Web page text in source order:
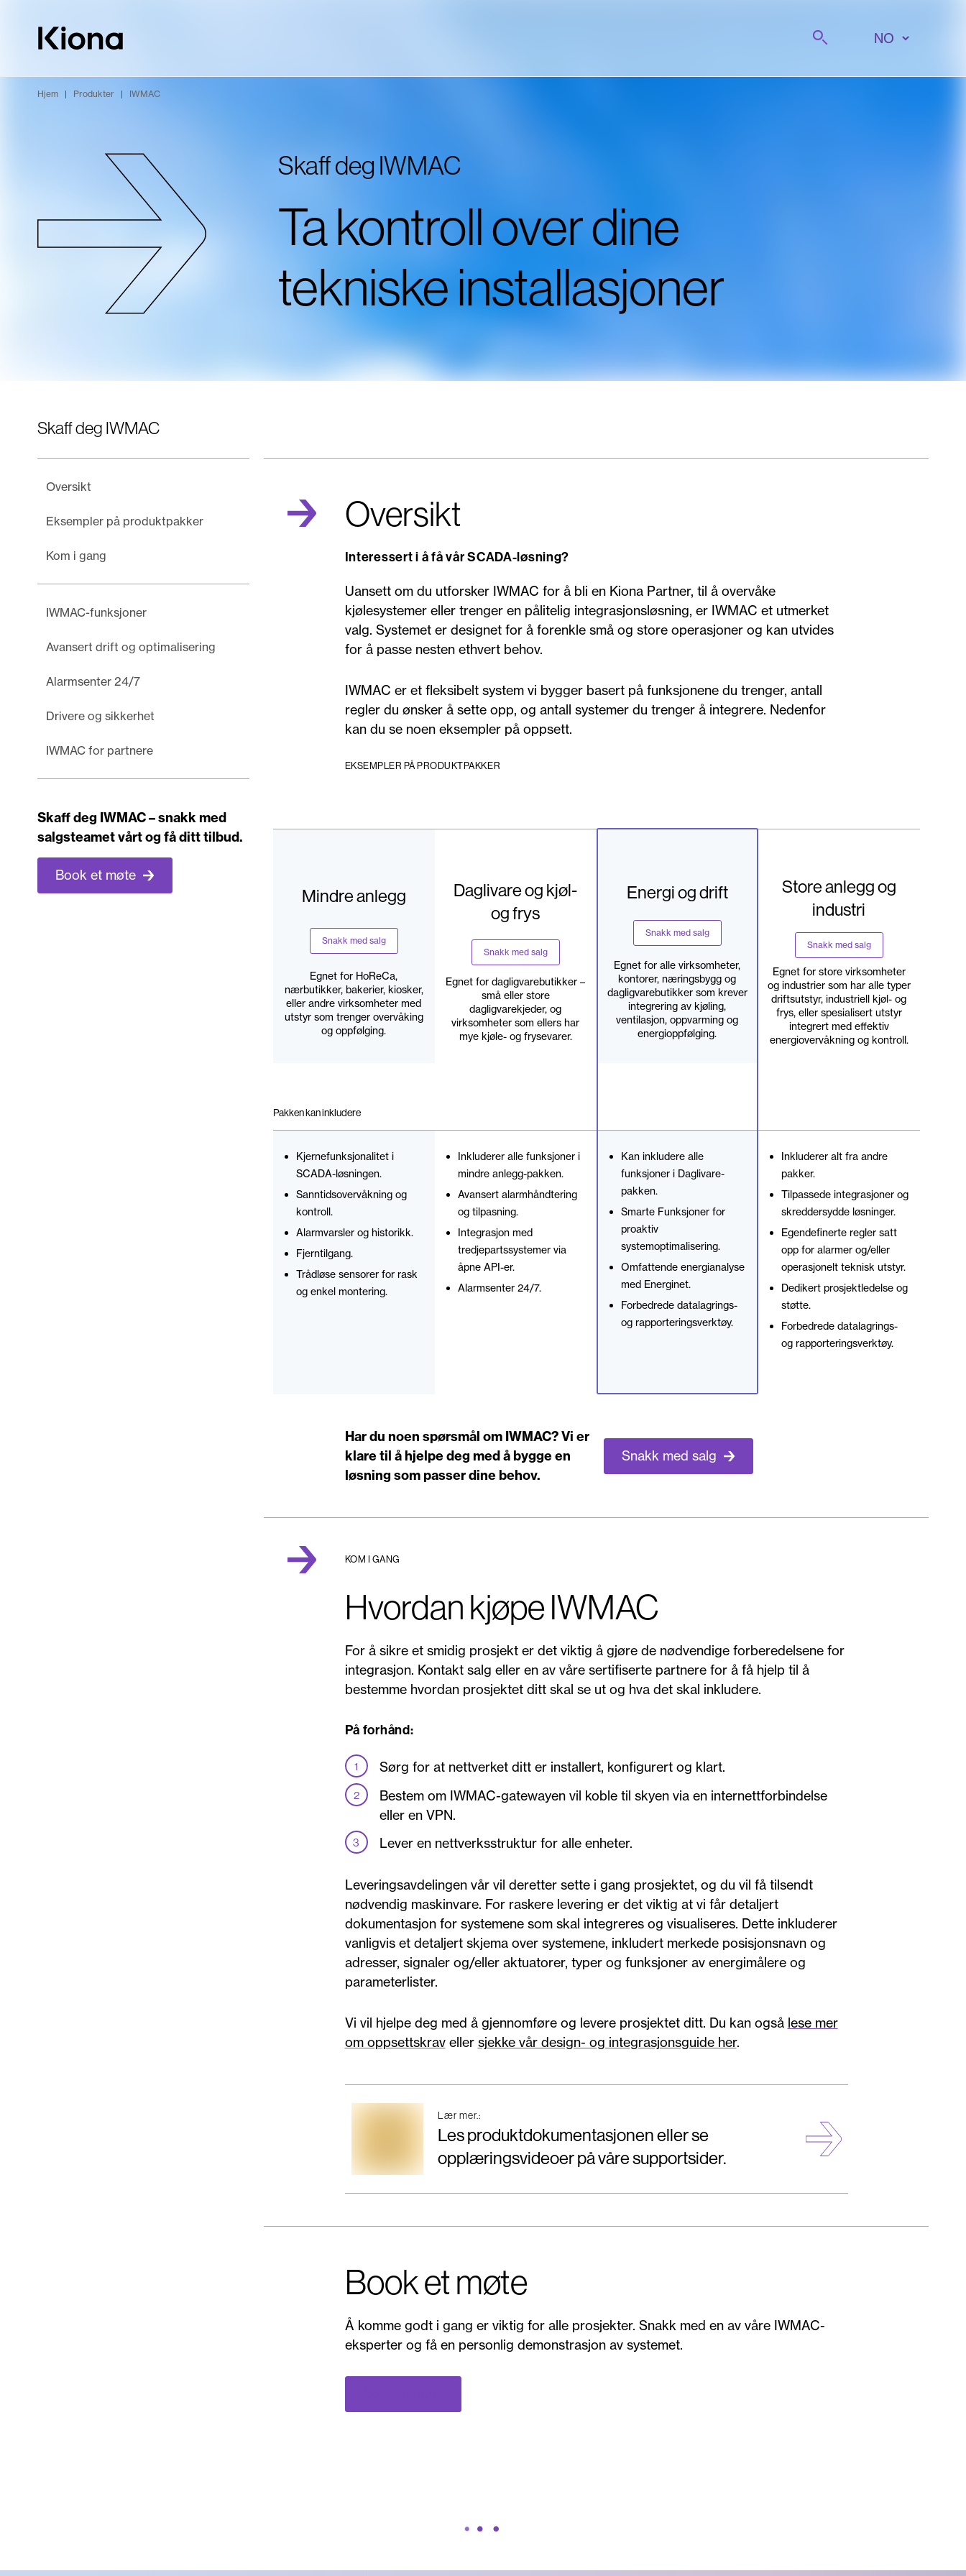
Gå til forsiden
Søk på
Hjem | Produkter | IWMAC
Skaff deg IWMAC
Ta kontroll over dine
tekniske installasjoner
Skaff deg IWMAC
Oversikt
Eksempler på produktpakker
Kom i gang
IWMAC-funksjoner
Avansert drift og optimalisering
Alarmsenter 24/7
Drivere og sikkerhet
IWMAC for partnere
Skaff deg IWMAC – snakk med
salgsteamet vårt og få ditt tilbud.
Book et møte
Oversikt
Interessert i å få vår SCADA-løsning?
Uansett om du utforsker IWMAC for å bli en Kiona Partner, til å overvåke
kjølesystemer eller trenger en pålitelig integrasjonsløsning, er IWMAC et utmerket
valg. Systemet er designet for å forenkle små og store operasjoner og kan utvides
for å passe nesten ethvert behov.
IWMAC er et fleksibelt system vi bygger basert på funksjonene du trenger, antall
regler du ønsker å sette opp, og antall systemer du trenger å integrere. Nedenfor
kan du se noen eksempler på oppsett.
EKSEMPLER PÅ PRODUKTPAKKER
Mindre anlegg
Snakk med salg
Egnet for HoReCa,
nærbutikker, bakerier, kiosker,
eller andre virksomheter med
utstyr som trenger overvåking
og oppfølging.
Daglivare og kjøl-
og frys
Snakk med salg
Egnet for dagligvarebutikker –
små eller store
dagligvarekjeder, og
virksomheter som ellers har
mye kjøle- og frysevarer.
Energi og drift
Snakk med salg
Egnet for alle virksomheter,
kontorer, næringsbygg og
dagligvarebutikker som krever
integrering av kjøling,
ventilasjon, oppvarming og
energioppfølging.
Store anlegg og
industri
Snakk med salg
Egnet for store virksomheter
og industrier som har alle typer
driftsutstyr, industriell kjøl- og
frys, eller spesialisert utstyr
integrert med effektiv
energiovervåkning og kontroll.
Pakken kan inkludere
Kjernefunksjonalitet i
SCADA-løsningen.
Sanntidsovervåkning og
kontroll.
Alarmvarsler og historikk.
Fjerntilgang.
Trådløse sensorer for rask
og enkel montering.
Inkluderer alle funksjoner i
mindre anlegg-pakken.
Avansert alarmhåndtering
og tilpasning.
Integrasjon med
tredjepartssystemer via
åpne API-er.
Alarmsenter 24/7.
Kan inkludere alle
funksjoner i Daglivare-
pakken.
Smarte Funksjoner for
proaktiv
systemoptimalisering.
Omfattende energianalyse
med Energinet.
Forbedrede datalagrings-
og rapporteringsverktøy.
Inkluderer alt fra andre
pakker.
Tilpassede integrasjoner og
skreddersydde løsninger.
Egendefinerte regler satt
opp for alarmer og/eller
operasjonelt teknisk utstyr.
Dedikert prosjektledelse og
støtte.
Forbedrede datalagrings-
og rapporteringsverktøy.
Har du noen spørsmål om IWMAC? Vi er
klare til å hjelpe deg med å bygge en
løsning som passer dine behov.
Snakk med salg
KOM I GANG
Hvordan kjøpe IWMAC
For å sikre et smidig prosjekt er det viktig å gjøre de nødvendige forberedelsene for
integrasjon. Kontakt salg eller en av våre sertifiserte partnere for å få hjelp til å
bestemme hvordan prosjektet ditt skal se ut og hva det skal inkludere.
På forhånd:
Sørg for at nettverket ditt er installert, konfigurert og klart.
Bestem om IWMAC-gatewayen vil koble til skyen via en internettforbindelse
eller en VPN.
Lever en nettverksstruktur for alle enheter.
Leveringsavdelingen vår vil deretter sette i gang prosjektet, og du vil få tilsendt
nødvendig maskinvare. For raskere levering er det viktig at vi får detaljert
dokumentasjon for systemene som skal integreres og visualiseres. Dette inkluderer
vanligvis et detaljert skjema over systemene, inkludert merkede posisjonsnavn og
adresser, signaler og/eller aktuatorer, typer og funksjoner av energimålere og
parameterlister.
Vi vil hjelpe deg med å gjennomføre og levere prosjektet ditt. Du kan også lese mer
om oppsettskraveller sjekke vår design- og integrasjonsguide her.
Lær mer.:
Les produktdokumentasjonen eller se
opplæringsvideoer på våre supportsider.
Book et møte
Å komme godt i gang er viktig for alle prosjekter. Snakk med en av våre IWMAC-
eksperter og få en personlig demonstrasjon av systemet.